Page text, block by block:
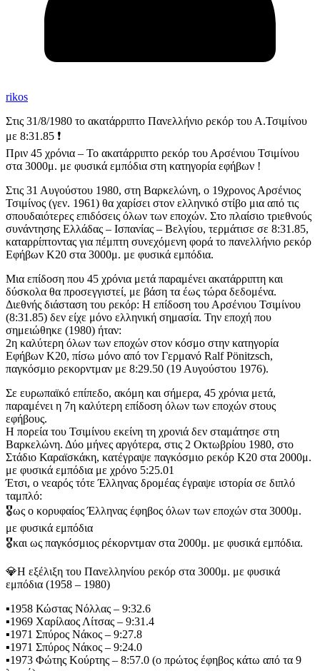
rikos
Στις 31/8/1980 το ακατάρριπτο Πανελλήνιο ρεκόρ του Α.Τσιμίνου
με 8:31.85 ❗️
Πριν 45 χρόνια – Το ακατάρριπτο ρεκόρ του Αρσένιου Τσιμίνου
στα 3000μ. με φυσικά εμπόδια στη κατηγορία εφήβων !
Στις 31 Αυγούστου 1980, στη Βαρκελώνη, ο 19χρονος Αρσένιος
Τσιμίνος (γεν. 1961) θα χαρίσει στον ελληνικό στίβο μια από τις
σπουδαιότερες επιδόσεις όλων των εποχών. Στο πλαίσιο τριεθνούς
συνάντησης Ελλάδας – Ισπανίας – Βελγίου, τερμάτισε σε 8:31.85,
καταρρίπτοντας για πέμπτη συνεχόμενη φορά το πανελλήνιο ρεκόρ
Εφήβων Κ20 στα 3000μ. με φυσικά εμπόδια.
Μια επίδοση που 45 χρόνια μετά παραμένει ακατάρριπτη και
δύσκολα θα προσεγγιστεί, με βάση τα έως τώρα δεδομένα.
Διεθνής διάσταση του ρεκόρ: Η επίδοση του Αρσένιου Τσιμίνου
(8:31.85) δεν είχε μόνο ελληνική σημασία. Την εποχή που
σημειώθηκε (1980) ήταν:
2η καλύτερη όλων των εποχών στον κόσμο στην κατηγορία
Εφήβων Κ20, πίσω μόνο από τον Γερμανό Ralf Pönitzsch,
παγκόσμιο ρεκορντμαν με 8:29.50 (19 Αυγούστου 1976).
Σε ευρωπαϊκό επίπεδο, ακόμη και σήμερα, 45 χρόνια μετά,
παραμένει η 7η καλύτερη επίδοση όλων των εποχών στους
εφήβους.
Η πορεία του Τσιμίνου εκείνη τη χρονιά δεν σταμάτησε στη
Βαρκελώνη. Δύο μήνες αργότερα, στις 2 Οκτωβρίου 1980, στο
Στάδιο Καραϊσκάκη, κατέγραψε παγκόσμιο ρεκόρ Κ20 στα 2000μ.
με φυσικά εμπόδια με χρόνο 5:25.01
Έτσι, ο νεαρός τότε Έλληνας δρομέας έγραψε ιστορία σε διπλό
ταμπλό:
🎖️ως ο κορυφαίος Έλληνας έφηβος όλων των εποχών στα 3000μ.
με φυσικά εμπόδια
🎖️και ως παγκόσμιος ρέκορντμαν στα 2000μ. με φυσικά εμπόδια.
💎Η εξέλιξη του Πανελληνίου ρεκόρ στα 3000μ. με φυσικά
εμπόδια (1958 – 1980)
▪️1958 Κώστας Νόλλας – 9:32.6
▪️1969 Χαρίλαος Λίτσας – 9:31.4
▪️1971 Σπύρος Νάκος – 9:27.8
▪️1971 Σπύρος Νάκος – 9:24.0
▪️1973 Φώτης Κούρτης – 8:57.0 (ο πρώτος έφηβος κάτω από τα 9